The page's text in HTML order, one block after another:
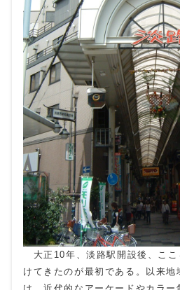
大正10年、淡路駅開設後、ここ
けてきたのが最初である。以来